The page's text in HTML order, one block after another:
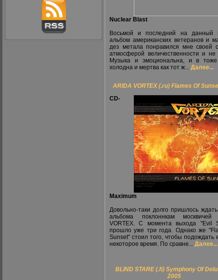
Nuclear Blast
Восьмой и последний на данный
альбом американских ветеранов и
дез метала понравился мне своей
атмосферой величественности и не
Музыка и эмоциональна, и в
холодна и мертва как тот ж... Далее...
ARIDA VORTEX (.ru) Flames Of
CD-
Maximum
Довольно-таки долго пришлось
альбома поклоннкам москвичей
VORTEX. С момента выхода "Evil
прошло уже три года. Однако же
Sunset" стоил того, чтобы подождать
некоторое время. По сравне... Далее...
BLIND STARE (.fi) Symphony Of
2005